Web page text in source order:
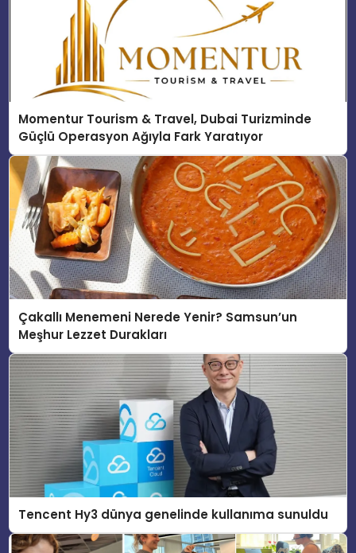
Momentur Tourism & Travel, Dubai Turizminde
Güçlü Operasyon Ağıyla Fark Yaratıyor
Çakallı Menemeni Nerede Yenir? Samsun’un
Meşhur Lezzet Durakları
Tencent Hy3 dünya genelinde kullanıma sunuldu